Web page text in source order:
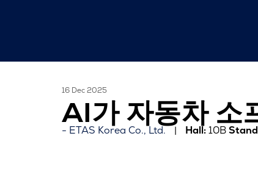
16 Dec 2025
AI가 자동차 소
ETAS Korea Co., Ltd. Hall:10B